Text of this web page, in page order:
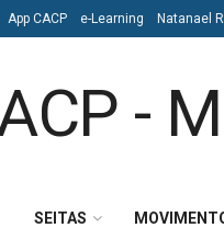
App CACP e-Learning Natanael
SEITAS